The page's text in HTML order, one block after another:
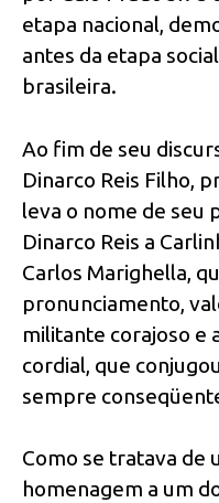
etapa nacional,
antes da etapa
brasileira.
Ao fim de seu
Dinarco Reis Filho,
leva o nome de seu
Dinarco Reis a
Carlos Marighella,
pronunciamento,
militante corajoso e
cordial, que
sempre
Como se tratava de
homenagem a um